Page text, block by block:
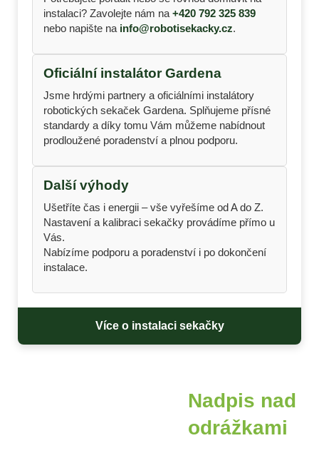
instalaci? Zavolejte nám na +420 792 325 839
nebo napište na info@robotisekacky.cz.
Oficiální instalátor Gardena
Jsme hrdými partnery a oficiálními instalátory
robotických sekaček Gardena. Splňujeme přísné
standardy a díky tomu Vám můžeme nabídnout
prodloužené poradenství a plnou podporu.
Další výhody
Ušetříte čas i energii – vše vyřešíme od A do Z.
Nastavení a kalibraci sekačky provádíme přímo u
Vás.
Nabízíme podporu a poradenství i po dokončení
instalace.
Více o instalaci sekačky
Nadpis nad
odrážkami